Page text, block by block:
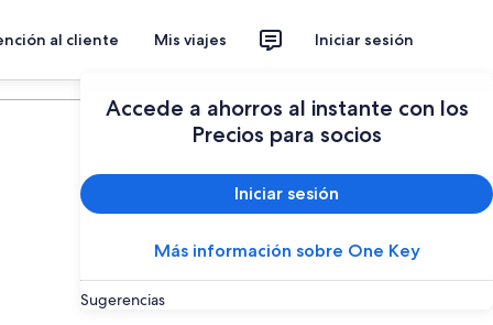
al cliente Mis viajes Iniciar sesión
Accede a ahorros al instante con los
Precios para socios
Iniciar sesión
Más información sobre One Key
Sugerencias